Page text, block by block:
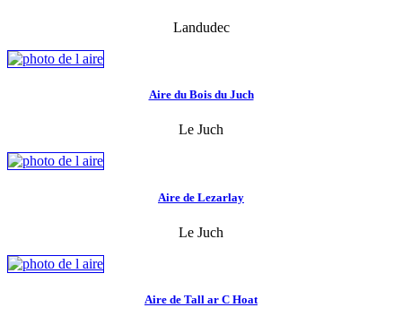
Landudec
Aire du Bois du Juch
Le Juch
Aire de Lezarlay
Le Juch
Aire de Tall ar C Hoat